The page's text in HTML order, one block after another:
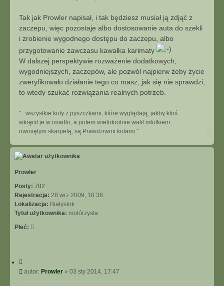
j
s
Tak jak Prowler napisał, i tak będziesz musiał ją zdjąć z
zaczepu, więc pozostaje albo dostosowanie auta do szekli
i zrobienie wygodnego dostępu do zaczepu, albo
przygotowanie zawczasu kawałka karimaty
W dalszej perspektywie rozważenie dodatkowych,
wygodniejszych, zaczepów, ale pozwól najpierw żeby życie
zweryfikowało działanie tego co masz, jak się nie sprawdzi,
to wtedy szukać rozwiązania realnych potrzeb.
"...wszystkie koty z pyszczkami, które wyglądają, jakby ktoś
wkręcił je w imadło, a potem wielokrotnie walił młotkiem
owiniętym skarpetą, są Prawdziwmi kotami."
g
Prowler
Posty: 782
Rejestracja: 28 wrz 2009, 18:38
Lokalizacja: Białystok
Tytuł użytkownika: motórzysta
Płeć:
yP
o
autor: Prowler » 03 sty 2014, 17:47